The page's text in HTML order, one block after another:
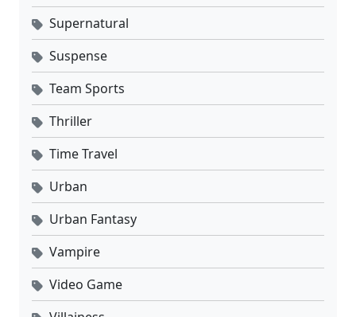
Supernatural
Suspense
Team Sports
Thriller
Time Travel
Urban
Urban Fantasy
Vampire
Video Game